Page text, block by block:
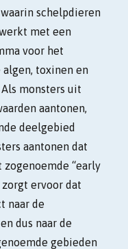
schelpdieren
met een
voor het
toxinen en
monsters uit
aantonen,
deelgebied
aantonen dat
“early
zorgt ervoor dat
naar de
dus naar de
gebieden